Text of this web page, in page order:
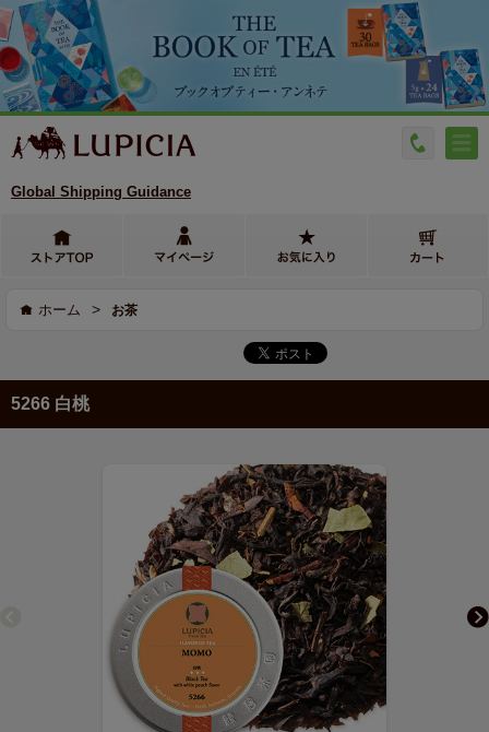
Global Shipping Guidance
ホーム > お茶
5266 白桃